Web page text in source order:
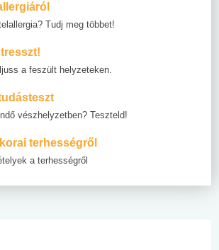
Tudj meg többet!
a feszült helyzeteken.
vészhelyzetben? Teszteld!
terhességről
a terhességről